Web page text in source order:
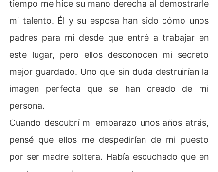
tiempo me hice su mano derecha al demostrarle
mi talento. Él y su esposa han sido cómo unos
padres para mí desde que entré a trabajar en
este lugar, pero ellos desconocen mi secreto
mejor guardado. Uno que sin duda destruirían la
imagen perfecta que se han creado de mi
persona.
Cuando descubrí mi embarazo unos años atrás,
pensé que ellos me despedirían de mi puesto
por ser madre soltera. Había escuchado que en